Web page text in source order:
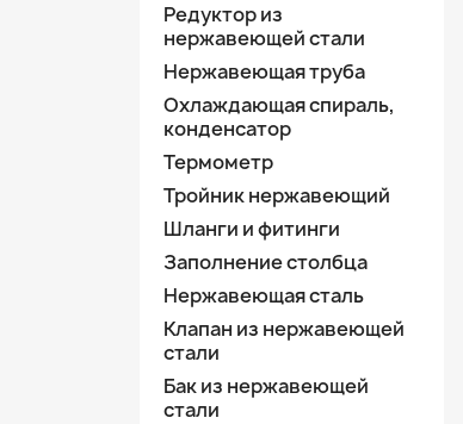
Редуктор из
нержавеющей стали
Нержавеющая труба
Охлаждающая спираль,
конденсатор
Термометр
Тройник нержавеющий
Шланги и фитинги
Заполнение столбца
Нержавеющая сталь
Клапан из нержавеющей
стали
Бак из нержавеющей
стали